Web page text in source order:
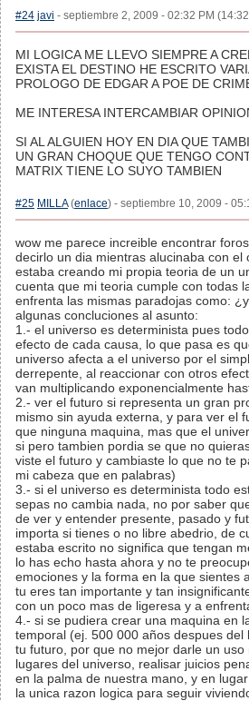
#24 javi - septiembre 2, 2009 - 02:32 PM
MI LOGICA ME LLEVO SIEMPRE A
EXISTA EL DESTINO HE ESCRITO
PROLOGO DE EDGAR A POE DE
ME INTERESA INTERCAMBIAR
SI AL ALGUIEN HOY EN DIA QUE
UN GRAN CHOQUE QUE TENGO
MATRIX TIENE LO SUYO TAMBIEN
#25 MILLA(enlace) - septiembre 10, 2009 -
wow me parece increible encontrar
decirlo un dia mientras alucinaba con
estaba creando mi propia teoria de un
cuenta que mi teoria cumple con todas
enfrenta las mismas paradojas como:
algunas concluciones al asunto:
1.- el universo es determinista pues
efecto de cada causa, lo que pasa es
universo afecta a el universo por el
derrepente, al reaccionar con otros
van multiplicando exponencialmente
2.- ver el futuro si representa un gran
mismo sin ayuda externa, y para ver el
que ninguna maquina, mas que el
si pero tambien pordia se que no
viste el futuro y cambiaste lo que no te
mi cabeza que en palabras)
3.- si el universo es determinista todo
sepas no cambia nada, no por saber
de ver y entender presente, pasado y
importa si tienes o no libre abedrio, de
estaba escrito no significa que tengan
lo has echo hasta ahora y no te
emociones y la forma en la que sientes
tu eres tan importante y tan
con un poco mas de ligeresa y a
4.- si se pudiera crear una maquina en
temporal (ej. 500 000 años despues
tu futuro, por que no mejor darle un
lugares del universo, realisar juicios
en la palma de nuestra mano, y en
la unica razon logica para seguir